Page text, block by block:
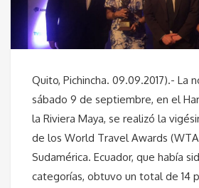
Quito, Pichincha. 09.09.2017).- La
sábado 9 de septiembre, en el
la Riviera Maya, se realizó la
de los World Travel Awards
Sudamérica. Ecuador, que había
categorías, obtuvo un total de 14